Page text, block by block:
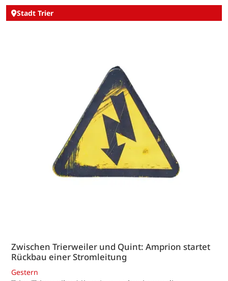
Stadt Trier
Zwischen Trierweiler und Quint: Amprion startet
Rückbau einer Stromleitung
Gestern